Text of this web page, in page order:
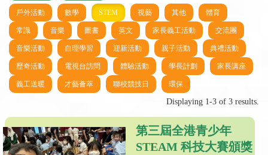
戶外活動 數學 STEM 視藝 其他 體育
常識 音樂 圖書 英文 家長義工活動 交流團
音樂活動 自理學習 迎新活動 親子活動 典禮活動
歷奇活動 電視台訪問 體驗活動 學長計劃 家長講座
義工送暖 才藝薈萃 聯校競技日 環保
Displaying 1-3 of 3 results.
第三屆全港青少年
STEAM 科技大賽頒獎